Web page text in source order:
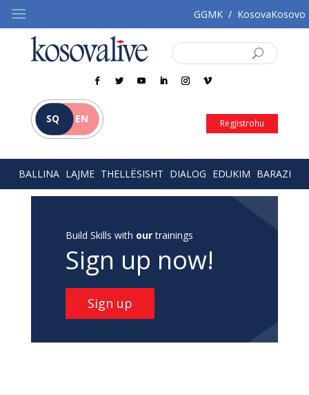
GGMK / KosovaKosovo
SQ EN Regjistrohu
BALLINA LAJME THELLËSISHT DIALOG EDUKIM BARAZI
Build Skills with ourtrainings
Sign up now!
Sign up